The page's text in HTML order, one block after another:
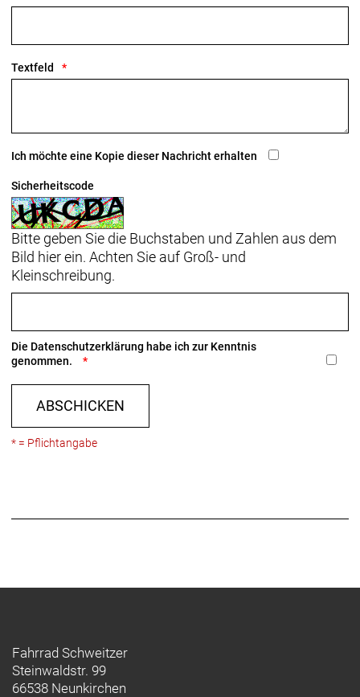
Textfeld
Ich möchte eine Kopie dieser Nachricht erhalten
Sicherheitscode
Bitte geben Sie die Buchstaben und Zahlen aus dem
Bild hier ein. Achten Sie auf Groß- und
Kleinschreibung.
Die Datenschutzerklärung habe ich zur Kenntnis
genommen.
ABSCHICKEN
* = Pflichtangabe
Fahrrad Schweitzer
Steinwaldstr. 99
66538 Neunkirchen